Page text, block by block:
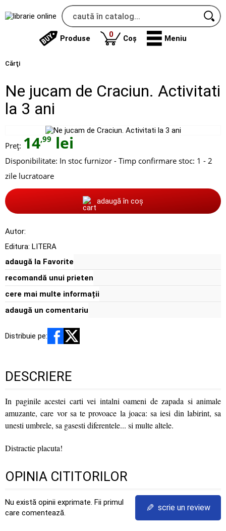
Produse 0produse
Coș Meniu
Cărţi
Ne jucam de Craciun. Activitati
la 3 ani
Preț: 14,99 lei
Disponibilitate: In stoc furnizor - Timp confirmare stoc: 1 - 2
zile lucratoare
adaugă în coș
Autor:
Editura: LITERA
adaugă la Favorite
recomandă unui prieten
cere mai multe informații
adaugă un comentariu
Distribuie pe:
DESCRIERE
In paginile acestei carti vei intalni oameni de zapada si animale
amuzante, care vor sa te provoace la joaca: sa iesi din labirint, sa
unesti umbrele, sa gasesti diferentele... si multe altele.
Distractie placuta!
OPINIA CITITORILOR
Nu există opinii exprimate. Fii primul
care comentează.
✎ scrie un review